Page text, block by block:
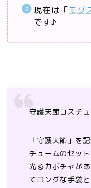
現在は「モグ
です♪
守護天節コスチ
「守護天節」を
チュームのセット
光るカボチャが
てロングな手袋